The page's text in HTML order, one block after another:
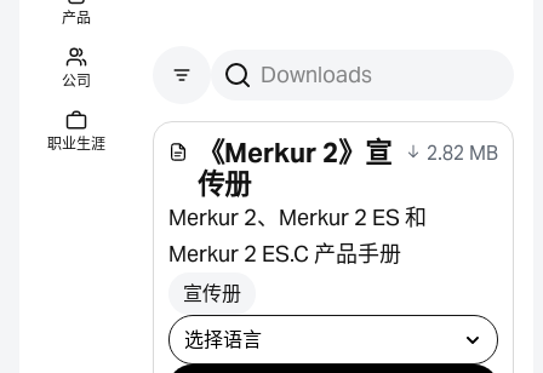
产品
公司
职业生涯
搜索下载
《Merkur 2》宣
传册
2.82 MB
Merkur 2、Merkur 2 ES 和
Merkur 2 ES.C 产品手册
宣传册
选择下载